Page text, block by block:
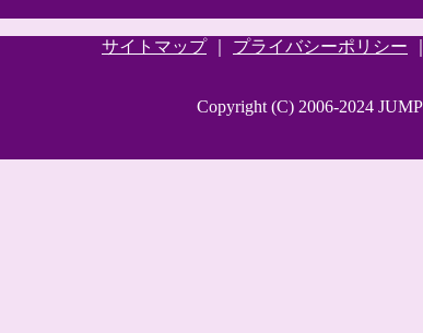
サイトマップ｜ プライバシーポリシー
Copyright (C) 2006-2024